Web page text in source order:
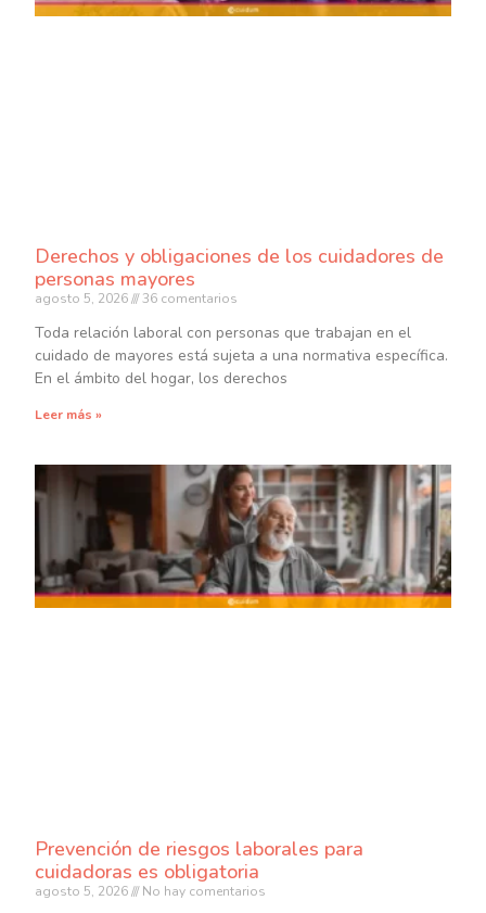
Derechos y obligaciones de los cuidadores de
personas mayores
agosto 5, 2026 36 comentarios
Toda relación laboral con personas que trabajan en el
cuidado de mayores está sujeta a una normativa específica.
En el ámbito del hogar, los derechos
Leer más »
Prevención de riesgos laborales para
cuidadoras es obligatoria
agosto 5, 2026 No hay comentarios